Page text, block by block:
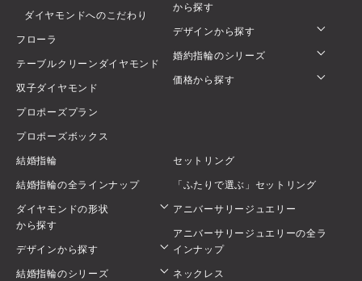
ダイヤモンドへのこだわり
フローラ
テーブルクリーンダイヤモンド
双子ダイヤモンド
プロポーズプラン
プロポーズボックス
から探す
デザインから探す
婚約指輪のシリーズ
価格から探す
結婚指輪
結婚指輪の全ラインナップ
ダイヤモンドの形状
から探す
デザインから探す
結婚指輪のシリーズ
セットリング
「ふたりで選ぶ」セットリング
アニバーサリージュエリー
アニバーサリージュエリーの全ラ
インナップ
ネックレス